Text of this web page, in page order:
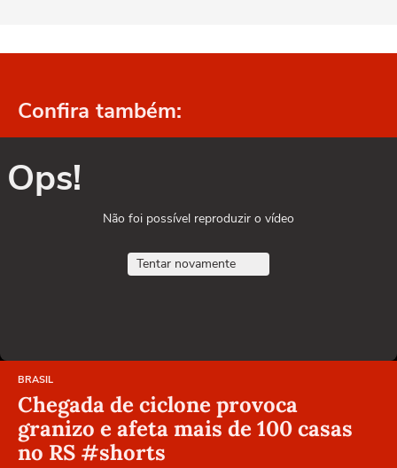
Confira também:
Ops!
Não foi possível reproduzir o vídeo
Tentar novamente
BRASIL
Chegada de ciclone provoca
granizo e afeta mais de 100 casas
no RS #shorts